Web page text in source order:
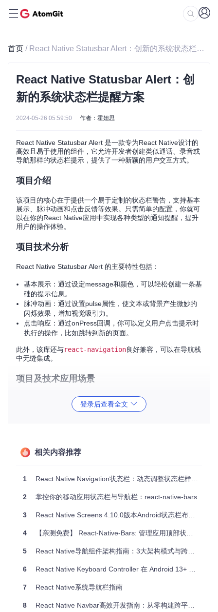
首页 / React Native Statusbar Alert：创新的系统状态栏提醒方案
React Native Statusbar Alert：创
新的系统状态栏提醒方案
2024-05-26 05:59:50 作者：霍妲思
React Native Statusbar Alert 是一款专为React Native设计的
高效且易于使用的组件，它允许开发者创建类似通话、录音或
导航那样的状态栏提示，提供了一种新颖的用户交互方式。
项目介绍
该项目的核心在于提供一个易于定制的状态栏警告，支持基本
展示、脉冲动画和点击反馈等效果。只需简单的配置，你就可
以在你的React Native应用中实现各种类型的通知提醒，提升
用户的操作体验。
项目技术分析
React Native Statusbar Alert 的主要特性包括：
基本展示：通过设定message和颜色，可以轻松创建一条基
础的提示信息。
脉冲动画：通过设置pulse属性，使文本或背景产生微妙的
闪烁效果，增加视觉吸引力。
点击响应：通过onPress回调，你可以定义用户点击提示时
执行的操作，比如跳转到新的页面。
此外，该库还与react-navigation良好兼容，可以在导航栈
中无缝集成。
项目及技术应用场景
：在用户进行重要操作（如开启静音模式）时，提
供即时状态更新。
用状态的理解和互动。
提示框。
画，满足多样化的设计需求。
点击反馈
：通过添加onPress事件，使用户能够直接从状态
栏触发相关操作。
适配性好
：不仅适用于基本应用，也支持与流行的导航库如
如果你想查看实际运行效果，可以访问项目提供的示例应用代
码。通过这个库，你可以快速地将这些专业级别的交互效果引
入你的React Native应用，从而提升整体的用户界面和用户体
登录后查看全文
相关内容推荐
1 React Native Navigation状态栏：动态调整状态栏样式的终极技巧
2 掌控你的移动应用状态栏与导航栏：react-native-bars
3 React Native Screens 4.10.0版本Android状态栏布局问题解析
4 【亲测免费】 React-Native-Bars: 管理应用顶部状态栏与导航栏的组件库
5 React Native导航组件架构指南：3大架构模式与跨平台实现方案
6 React Native Keyboard Controller 在 Android 13+ 上导致导航栏高度异常的解决方案
7 React Native系统导航栏指南
8 React Native Navbar高效开发指南：从零构建跨平台导航栏